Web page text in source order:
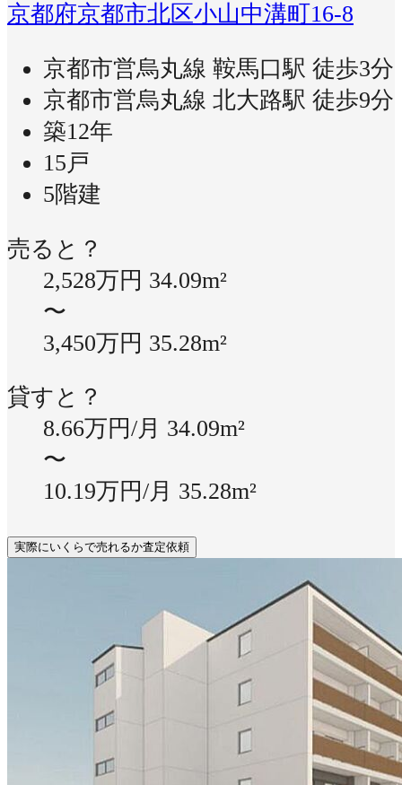
京都府京都市北区小山中溝町16-8
京都市営烏丸線 鞍馬口駅 徒歩3分
京都市営烏丸線 北大路駅 徒歩9分
築12年
15戸
5階建
売ると？
2,528万円 34.09m²
〜
3,450万円 35.28m²
貸すと？
8.66万円/月 34.09m²
〜
10.19万円/月 35.28m²
実際にいくらで売れるか査定依頼